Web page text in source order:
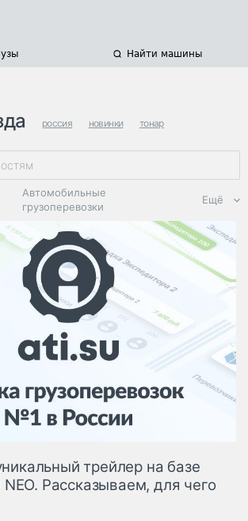
Найти машины
россия новинки тонар
Автомобильные
грузоперевозки
Региональная
логистика
ЭДО, ИТ в
логистике
Дороги,
инфраструктура
Логистика, грузы
Негабаритные и
опасные грузы
Безопасность и
Таможня и ВЭД
Ещё
трейлер на базе
Рассказываем, для чего